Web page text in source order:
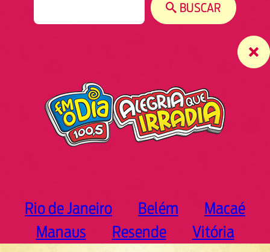
BUSCAR
Rio de Janeiro Belém
Macaé
Manaus
Resende Vitória